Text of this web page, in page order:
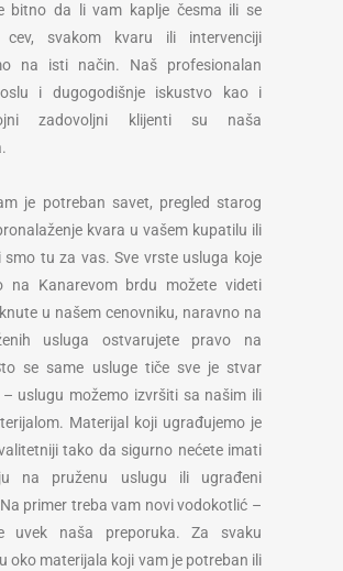
bitno da li vam kaplje česma ili se
cev, svakom kvaru ili intervenciji
na isti način. Naš profesionalan
i dugogodišnje iskustvo kao i
zadovoljni klijenti su naša
je potreban savet, pregled starog
kvara u vašem kupatilu ili
smo tu za vas. Sve vrste usluga koje
na Kanarevom brdu možete videti
u našem cenovniku, naravno na
usluga ostvarujete pravo na
se same usluge tiče sve je stvar
uslugu možemo izvršiti sa našim ili
Materijal koji ugrađujemo je
tako da sigurno nećete imati
na pruženu uslugu ili ugrađeni
primer treba vam novi vodokotlić –
uvek naša preporuka. Za svaku
oko materijala koji vam je potreban ili